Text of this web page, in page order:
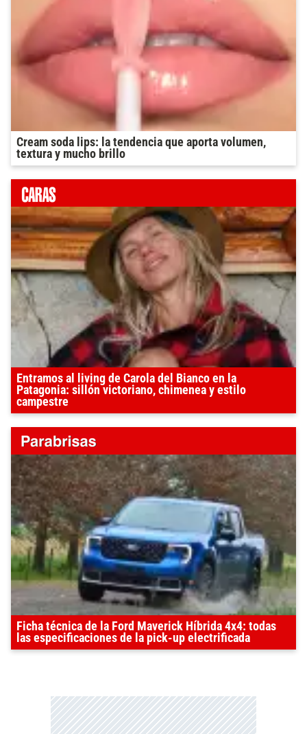
Cream soda lips: la tendencia que aporta volumen,
textura y mucho brillo
Entramos al living de Carola del Bianco en la
Patagonia: sillón victoriano, chimenea y estilo
campestre
Ficha técnica de la Ford Maverick Híbrida 4x4: todas
las especificaciones de la pick-up electrificada